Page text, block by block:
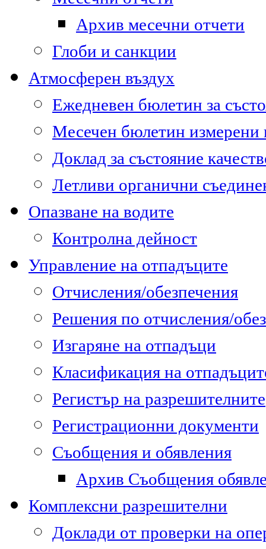
Архив месечни отчети
Глоби и санкции
Атмосферен въздух
Ежедневен бюлетин за
Месечен бюлетин
Доклад за състояние
Летливи органични
Опазване на водите
Контролна дейност
Управление на отпадъците
Отчисления/обезпечения
Решения по отчисления/
Изгаряне на отпадъци
Класификация на
Регистър на разрешителните
Регистрационни документи
Съобщения и обявления
Архив Съобщения
Комплексни разрешителни
Доклади от проверки на